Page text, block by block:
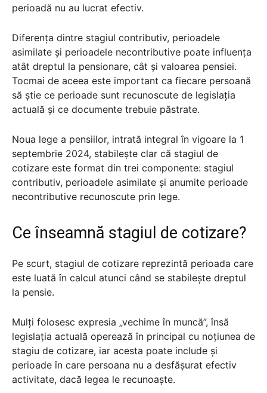
perioadă nu au lucrat efectiv.
Diferența dintre stagiul contributiv, perioadele
asimilate și perioadele necontributive poate influența
atât dreptul la pensionare, cât și valoarea pensiei.
Tocmai de aceea este important ca fiecare persoană
să știe ce perioade sunt recunoscute de legislația
actuală și ce documente trebuie păstrate.
Noua lege a pensiilor, intrată integral în vigoare la 1
septembrie 2024, stabilește clar că stagiul de
cotizare este format din trei componente: stagiul
contributiv, perioadele asimilate și anumite perioade
necontributive recunoscute prin lege.
Ce înseamnă stagiul de cotizare?
Pe scurt, stagiul de cotizare reprezintă perioada care
este luată în calcul atunci când se stabilește dreptul
la pensie.
Mulți folosesc expresia „vechime în muncă”, însă
legislația actuală operează în principal cu noțiunea de
stagiu de cotizare, iar acesta poate include și
perioade în care persoana nu a desfășurat efectiv
activitate, dacă legea le recunoaște.